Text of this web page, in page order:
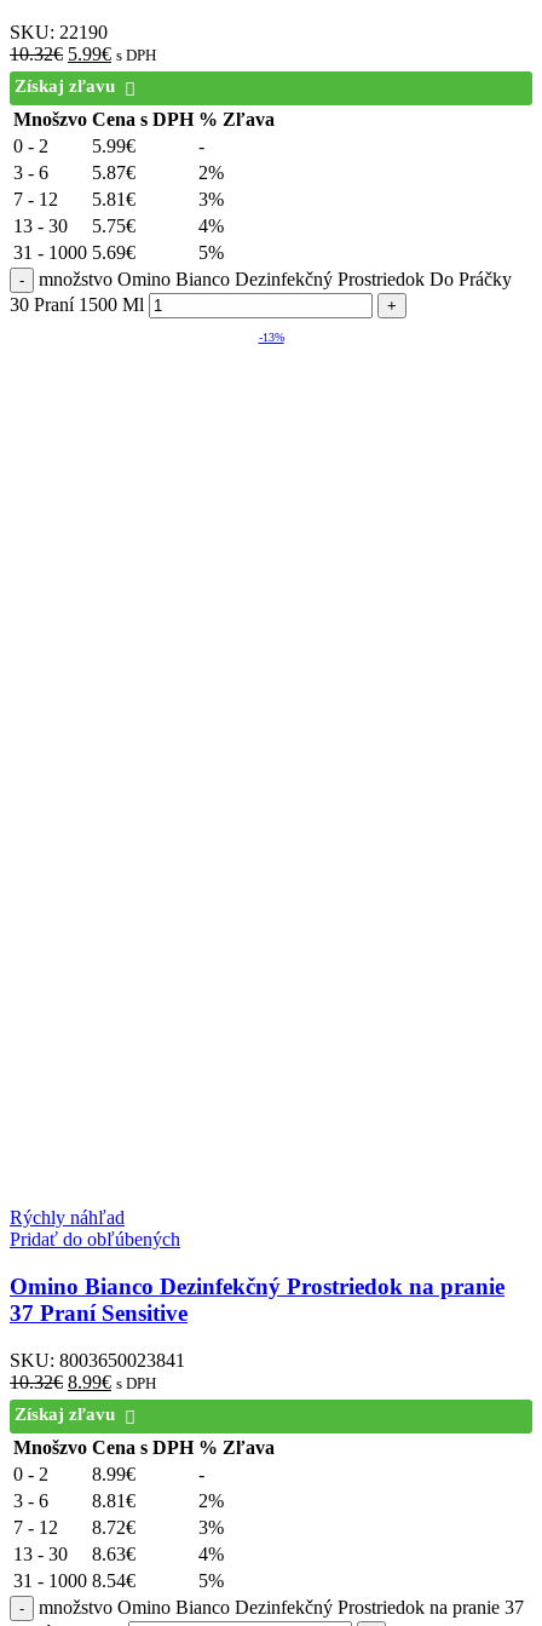
SKU: 22190
10.32€ 5.99€ s DPH
Získaj zľavu
Mnošzvo Cena s DPH % Zľava
0 - 2
5.99€
-
3 - 6
5.87€
2%
7 - 12
5.81€
3%
13 - 30
5.75€
4%
31 - 1000 5.69€
5%
množstvo Omino Bianco Dezinfekčný Prostriedok Do Práčky
30 Praní 1500 Ml
-13%
Rýchly náhľad
Pridať do obľúbených
Omino Bianco Dezinfekčný Prostriedok na pranie
37 Praní Sensitive
SKU: 8003650023841
10.32€ 8.99€ s DPH
Získaj zľavu
Mnošzvo Cena s DPH % Zľava
0 - 2
8.99€
-
3 - 6
8.81€
2%
7 - 12
8.72€
3%
13 - 30
8.63€
4%
31 - 1000 8.54€
5%
množstvo Omino Bianco Dezinfekčný Prostriedok na pranie 37